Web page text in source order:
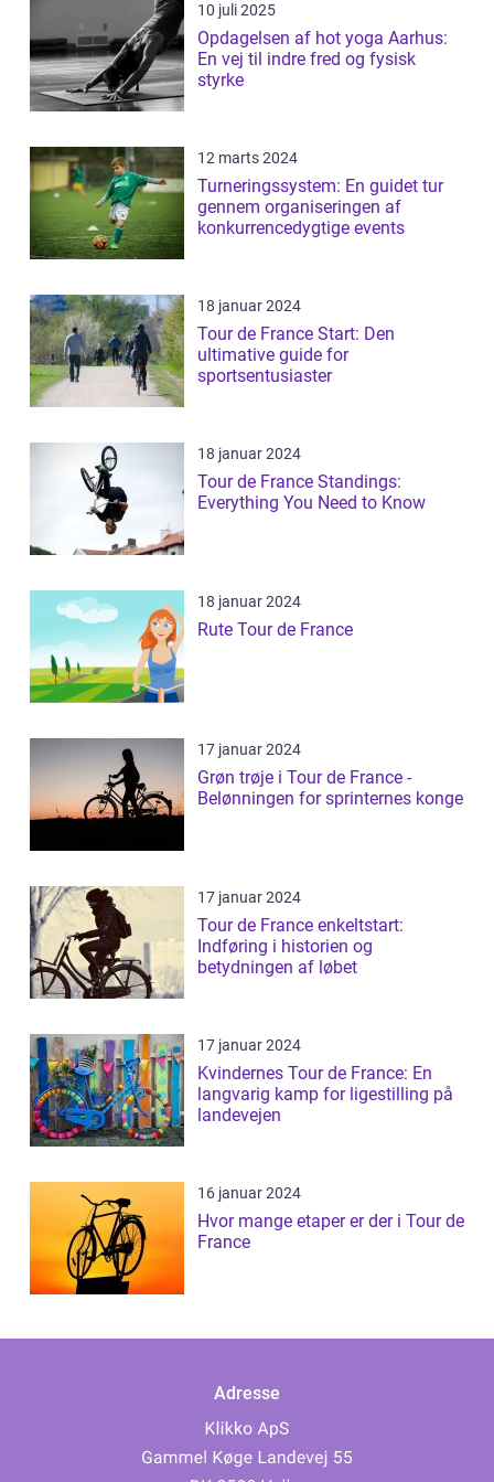
10 juli 2025
Opdagelsen af hot yoga Aarhus:
En vej til indre fred og fysisk
styrke
12 marts 2024
Turneringssystem: En guidet tur
gennem organiseringen af
konkurrencedygtige events
18 januar 2024
Tour de France Start: Den
ultimative guide for
sportsentusiaster
18 januar 2024
Tour de France Standings:
Everything You Need to Know
18 januar 2024
Rute Tour de France
17 januar 2024
Grøn trøje i Tour de France -
Belønningen for sprinternes konge
17 januar 2024
Tour de France enkeltstart:
Indføring i historien og
betydningen af løbet
17 januar 2024
Kvindernes Tour de France: En
langvarig kamp for ligestilling på
landevejen
16 januar 2024
Hvor mange etaper er der i Tour de
France
Adresse